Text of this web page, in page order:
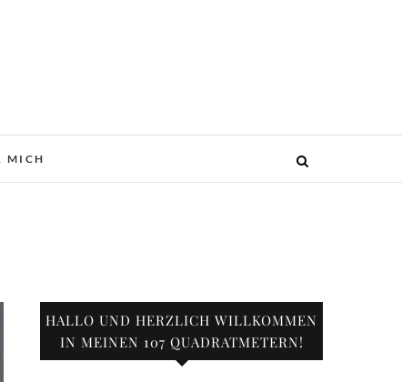
MICH
HALLO UND HERZLICH WILLKOMMEN
IN MEINEN 107 QUADRATMETERN!